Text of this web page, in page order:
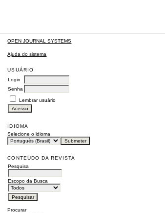
OPEN JOURNAL SYSTEMS
Ajuda do sistema
USUÁRIO
Login
Senha
Lembrar usuário
IDIOMA
Selecione o idioma
CONTEÚDO DA REVISTA
Pesquisa
Escopo da Busca
Procurar